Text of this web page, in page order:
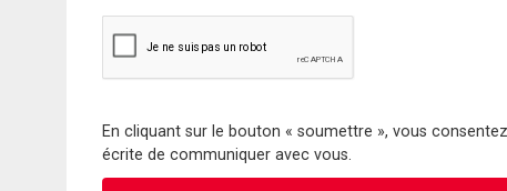
En cliquant sur le bouton « soumettre », vous
écrite de communiquer avec vous.